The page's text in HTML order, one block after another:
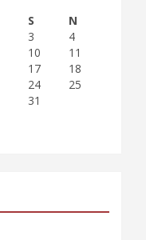
S
N
3
4
10
11
17
18
24
25
31